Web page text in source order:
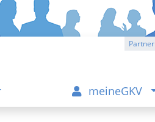
meineGKV